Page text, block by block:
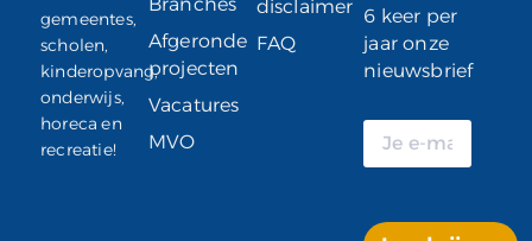
gemeentes,
scholen,
kinderopvang,
onderwijs,
horeca en
recreatie!
Afgeronde
projecten
Vacatures
MVO
disclaimer
FAQ
6 keer per
jaar onze
nieuwsbrief